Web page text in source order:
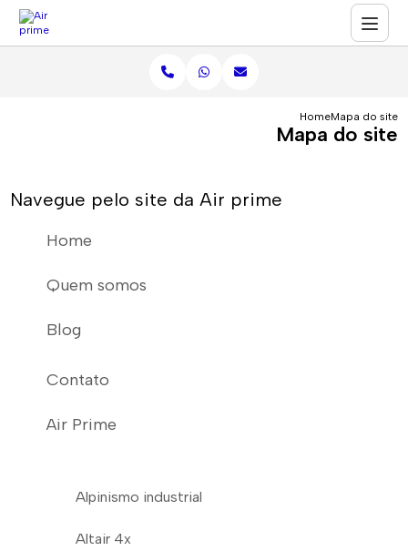
HomeMapa do site
Mapa do site
Navegue pelo site da Air prime
Home
Quem somos
Blog
Contato
Air Prime
Alpinismo industrial
Altair 4x